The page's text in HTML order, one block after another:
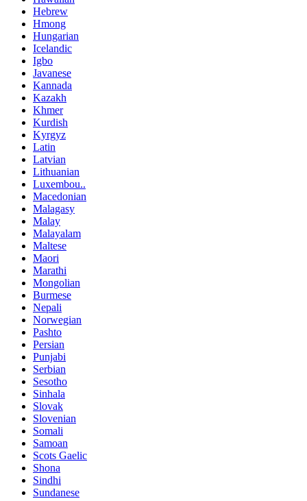
Hebrew
Hmong
Hungarian
Icelandic
Igbo
Javanese
Kannada
Kazakh
Khmer
Kurdish
Kyrgyz
Latin
Latvian
Lithuanian
Luxembou..
Macedonian
Malagasy
Malay
Malayalam
Maltese
Maori
Marathi
Mongolian
Burmese
Nepali
Norwegian
Pashto
Persian
Punjabi
Serbian
Sesotho
Sinhala
Slovak
Slovenian
Somali
Samoan
Scots Gaelic
Shona
Sindhi
Sundanese